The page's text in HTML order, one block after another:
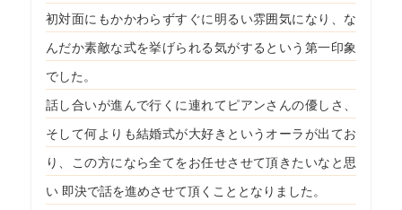
初対面にもかかわらずすぐに明るい雰囲気になり、な
んだか素敵な式を挙げられる気がするという第一印象
でした。
話し合いが進んで行くに連れてピアンさんの優しさ、
そして何よりも結婚式が大好きというオーラが出てお
り、この方になら全てをお任せさせて頂きたいなと思
い 即決で話を進めさせて頂くこととなりました。